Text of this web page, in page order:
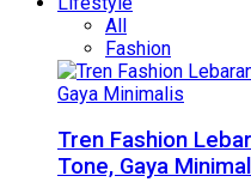
All
Fashion
Tren Fashion
Tone, Gaya